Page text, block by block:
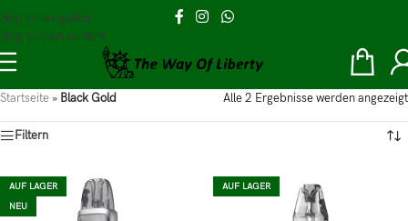
Skip to navigation
Skip to main content
Startseite » Black Gold Alle 2 Ergebnisse werden angezeigt
Filtern
AUF LAGER
NEU
AUF LAGER